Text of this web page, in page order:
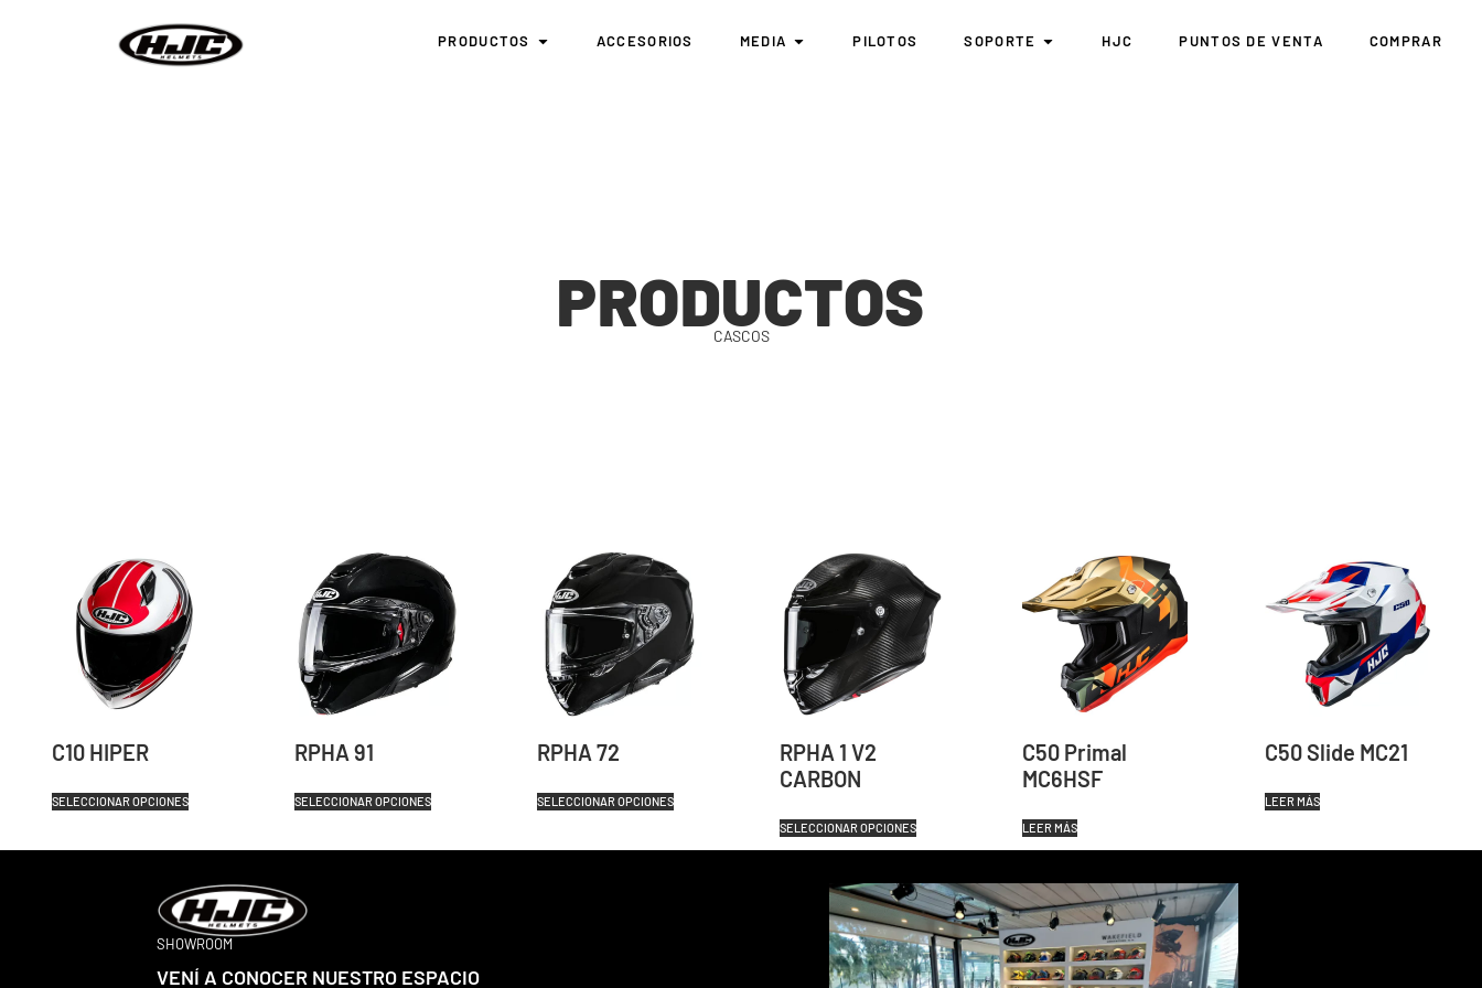
PRODUCTOS ACCESORIOS MEDIA PILOTOS SOPORTE HJC PUNTOS DE VENTA COMPRAR
PRODUCTOS
CASCOS
C10 HIPER
SELECCIONAR OPCIONES
RPHA 91
SELECCIONAR OPCIONES
RPHA 72
SELECCIONAR OPCIONES
RPHA 1 V2
CARBON
SELECCIONAR OPCIONES
C50 Primal
MC6HSF
LEER MÁS
C50 Slide MC21
LEER MÁS
SHOWROOM
VENÍ A CONOCER NUESTRO ESPACIO